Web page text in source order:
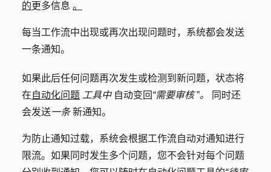
的更多信息 。
每当工作流中出现或再次出现问题时，系统都会发送
一条通知。
如果此后任何问题再次发生或检测到新问题，状态将
在 自动化问题 工具中 自动变回 “需要审核”。
同时还
会发送一条新通知。
为防止通知过载，系统会根据工作流自动对通知进行
限流。如果同时发生多个问题，您不会针对每个问题